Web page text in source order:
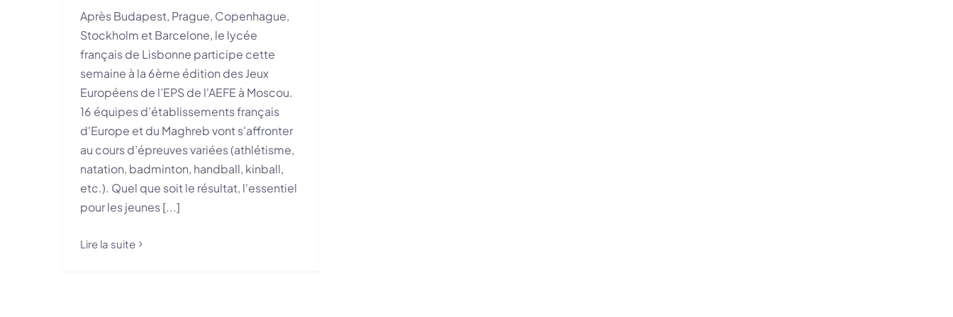
Après Budapest, Prague, Copenhague,
Stockholm et Barcelone, le lycée
français de Lisbonne participe cette
semaine à la 6ème édition des Jeux
Européens de l’EPS de l'AEFE à Moscou.
16 équipes d’établissements français
d'Europe et du Maghreb vont s'affronter
au cours d’épreuves variées (athlétisme,
natation, badminton, handball, kinball,
etc.). Quel que soit le résultat, l'essentiel
pour les jeunes [...]
Lire la suite